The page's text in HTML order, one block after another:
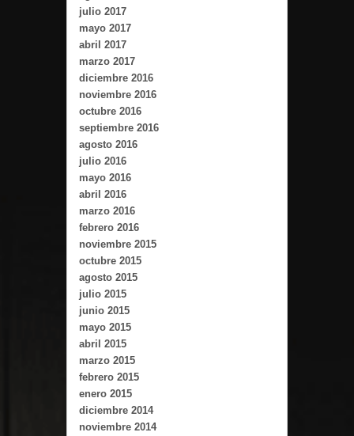
julio 2017
mayo 2017
abril 2017
marzo 2017
diciembre 2016
noviembre 2016
octubre 2016
septiembre 2016
agosto 2016
julio 2016
mayo 2016
abril 2016
marzo 2016
febrero 2016
noviembre 2015
octubre 2015
agosto 2015
julio 2015
junio 2015
mayo 2015
abril 2015
marzo 2015
febrero 2015
enero 2015
diciembre 2014
noviembre 2014